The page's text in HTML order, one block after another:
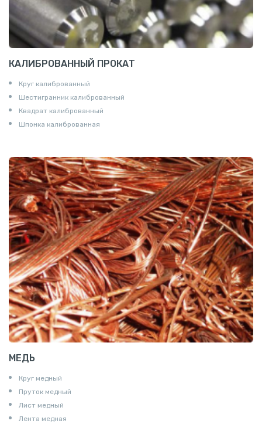
КАЛИБРОВАННЫЙ ПРОКАТ
Круг калиброванный
Шестигранник калиброванный
Квадрат калиброванный
Шпонка калиброванная
МЕДЬ
Круг медный
Пруток медный
Лист медный
Лента медная